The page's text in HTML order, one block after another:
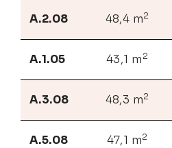
A.2.08 48,4 m2
A.1.05 43,1 m 2
A.3.08 48,3 m2
A.5.08 47,1 m2